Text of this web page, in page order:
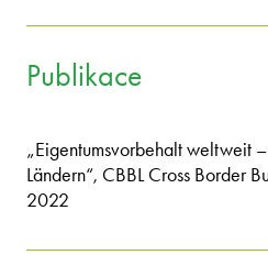
Publikace
„Eigentumsvorbehalt weltweit
Ländern“, CBBL Cross Border
2022